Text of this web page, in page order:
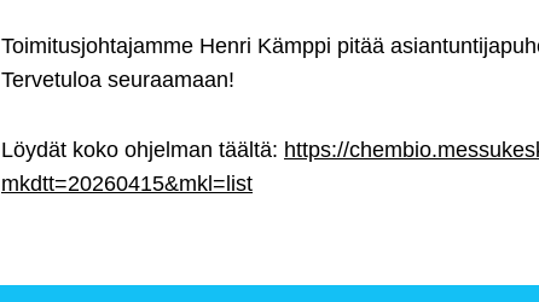
Toimitusjohtajamme Henri Kämppi pitää
Tervetuloa seuraamaan!
Löydät koko ohjelman täältä: https://
mkdtt=20260415&mkl=list